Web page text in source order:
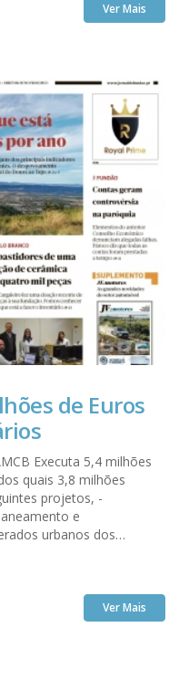
Ver Mais
de Euros
Executa 5,4 milhões
quais 3,8 milhões
projetos, -
e
urbanos dos
e Serra da Estrela
Portugal 2020, Centro
Ver Mais